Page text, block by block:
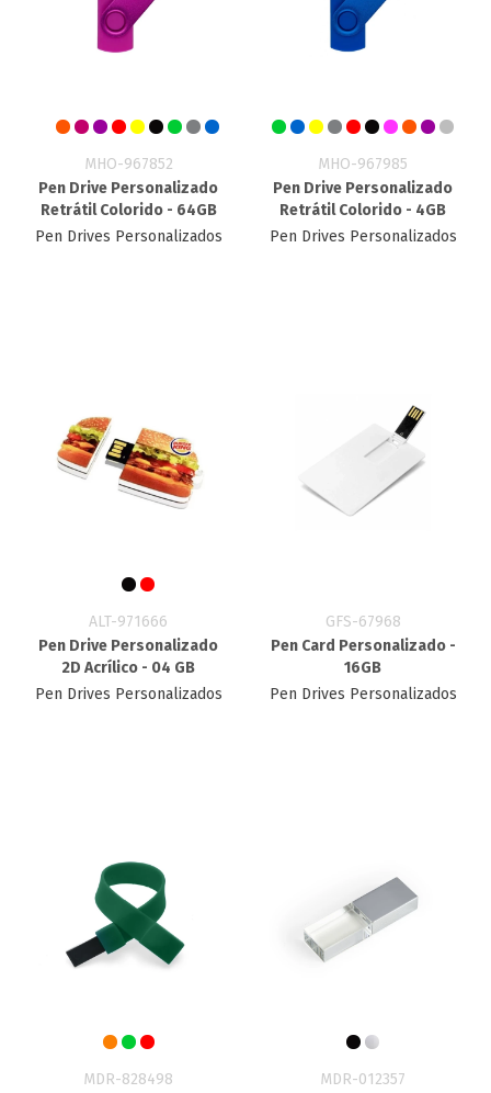
MHO-967852
Pen Drive Personalizado
Retrátil Colorido - 64GB
Pen Drives Personalizados
MHO-967985
Pen Drive Personalizado
Retrátil Colorido - 4GB
Pen Drives Personalizados
ALT-971666
Pen Drive Personalizado
2D Acrílico - 04 GB
Pen Drives Personalizados
GFS-67968
Pen Card Personalizado -
16GB
Pen Drives Personalizados
MDR-828498
MDR-012357